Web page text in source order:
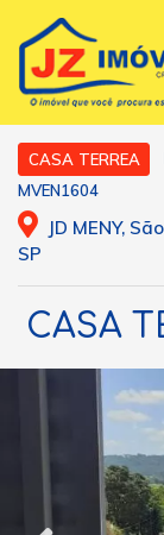
CASA TERREA
MVEN1604
JD MENY,
SP
CASA